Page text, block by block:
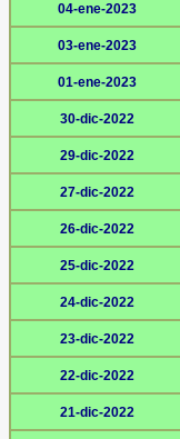
04-ene-2023
03-ene-2023
01-ene-2023
30-dic-2022
29-dic-2022
27-dic-2022
26-dic-2022
25-dic-2022
24-dic-2022
23-dic-2022
22-dic-2022
21-dic-2022